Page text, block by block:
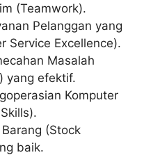
(Teamwork).
Pelanggan yang
Service Excellence).
Masalah
yang efektif.
Komputer
(Stock
baik.